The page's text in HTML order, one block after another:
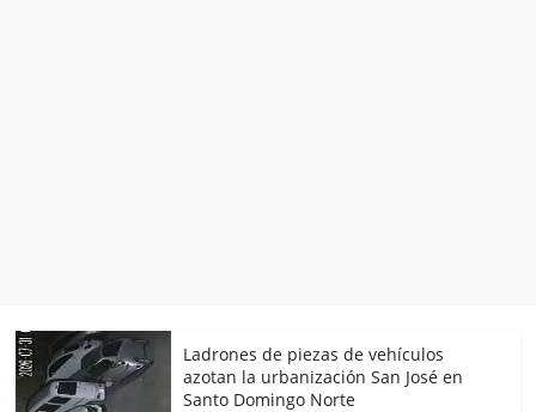
Ladrones de piezas de vehículos
azotan la urbanización San José en
Santo Domingo Norte